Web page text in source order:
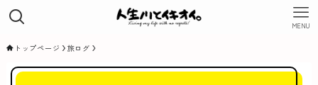
MENU
トップページ 旅ログ